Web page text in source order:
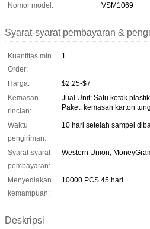
Nomor model:
VSM1069
Syarat-syarat pembayaran &
Kuantitas min
Order:
1
Harga:
$2.25-$7
Kemasan
rincian:
Jual Unit: Satu kotak
Paket: kemasan karton
Waktu
pengiriman:
10 hari setelah sampel
Syarat-syarat
pembayaran:
Western Union,
Menyediakan
kemampuan:
10000 PCS 45 hari
Deskripsi